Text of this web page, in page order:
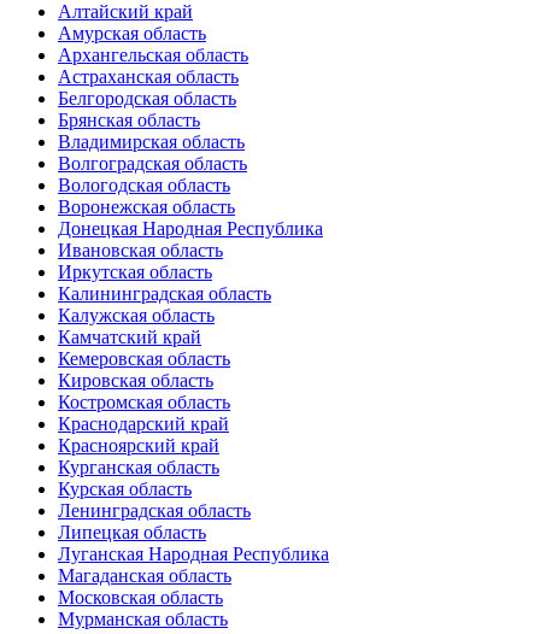
Алтайский край
Амурская область
Архангельская область
Астраханская область
Белгородская область
Брянская область
Владимирская область
Волгоградская область
Вологодская область
Воронежская область
Донецкая Народная Республика
Ивановская область
Иркутская область
Калининградская область
Калужская область
Камчатский край
Кемеровская область
Кировская область
Костромская область
Краснодарский край
Красноярский край
Курганская область
Курская область
Ленинградская область
Липецкая область
Луганская Народная Республика
Магаданская область
Московская область
Мурманская область